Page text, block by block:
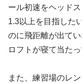
ール初速をヘッド
1.3以上を目指した
のに飛距離が出て
ロフトが寝て当た
また、練習場のレ